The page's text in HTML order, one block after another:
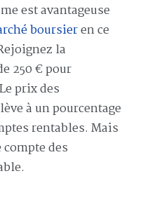
est avantageuse
boursieren ce
la
250 € pour
prix des
à un pourcentage
rentables. Mais
des